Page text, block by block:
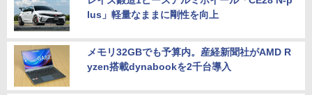
lus」軽量なままに剛性を向上
メモリ32GBでも予算内。産経新聞社がAMD R
yzen搭載dynabookを2千台導入